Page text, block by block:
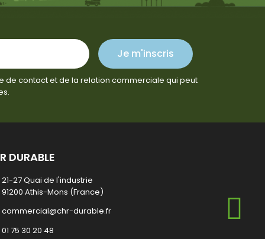
Je m'inscris
de contact et de la relation commerciale qui peut
DURABLE
21-27 Quai de l'industrie
91200 Athis-Mons (France)
commercial@chr-durable.fr
01 75 30 20 48